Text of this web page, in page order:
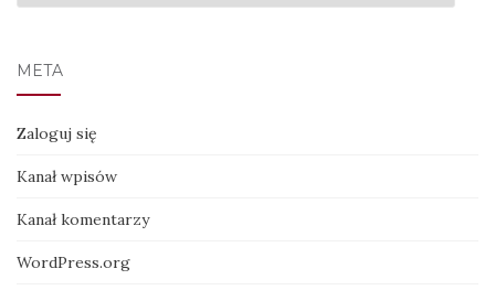
META
Zaloguj się
Kanał wpisów
Kanał komentarzy
WordPress.org